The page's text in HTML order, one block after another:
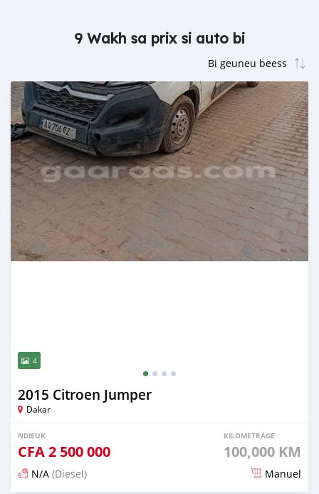
9 Wakh sa prix si auto bi
4
2015 Citroen Jumper
Dakar
NDIEUK
CFA2 500 000
KILOMETRAGE
100,000 KM
N/A (Diesel) Manuel